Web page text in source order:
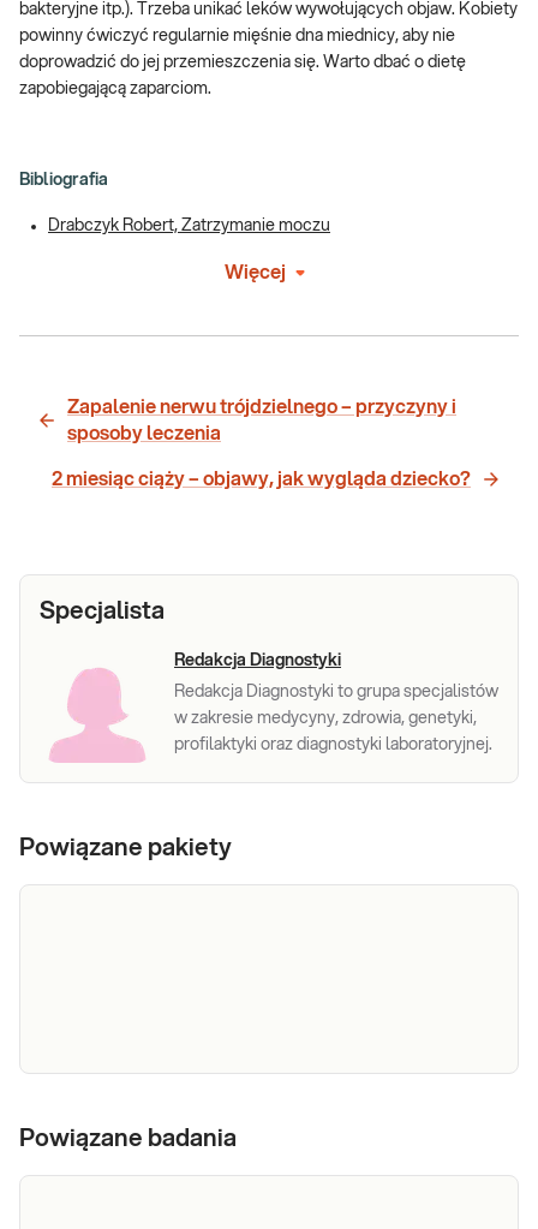
bakteryjne itp.). Trzeba unikać leków wywołujących objaw. Kobiety
powinny ćwiczyć regularnie mięśnie dna miednicy, aby nie
doprowadzić do jej przemieszczenia się. Warto dbać o dietę
zapobiegającą zaparciom.
Bibliografia
Drabczyk Robert, Zatrzymanie moczu
Więcej
Zapalenie nerwu trójdzielnego – przyczyny i
sposoby leczenia
2 miesiąc ciąży – objawy, jak wygląda dziecko?
Specjalista
Redakcja Diagnostyki
Redakcja Diagnostyki to grupa specjalistów
w zakresie medycyny, zdrowia, genetyki,
profilaktyki oraz diagnostyki laboratoryjnej.
Powiązane pakiety
nerkowy Uwaga! Jeżeli kupujesz badanie dla dziecka,
Powiązane badania